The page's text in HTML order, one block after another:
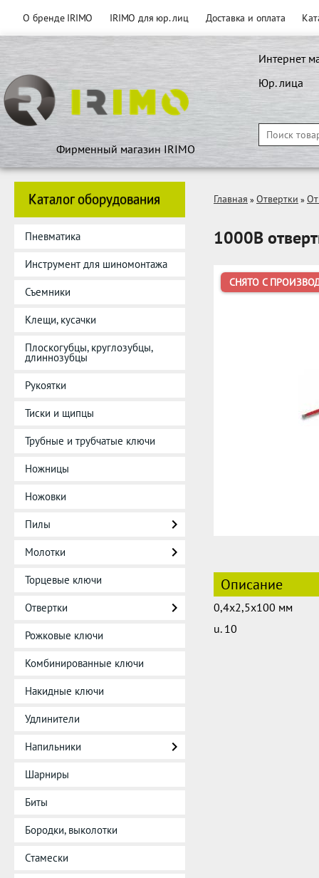
О бренде IRIMO IRIMO для юр. лиц Доставка и оплата
Фирменный магазин IRIMO
Интернет
Юр. лица
Каталог оборудования
Пневматика
Инструмент для шиномонтажа
Съемники
Клещи, кусачки
Плоскогубцы, круглозубцы,
длиннозубцы
Рукоятки
Тиски и щипцы
Трубные и трубчатые ключи
Ножницы
Ножовки
Пилы
Молотки
Торцевые ключи
Отвертки
Рожковые ключи
Комбинированные ключи
Накидные ключи
Удлинители
Напильники
Шарниры
Биты
Бородки, выколотки
Стамески
Главная » Отвертки »
1000В
СНЯТО С
Описание
0,4x2,5x100 мм
u. 10